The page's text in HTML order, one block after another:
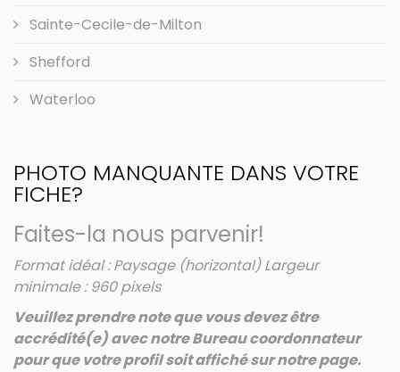
Sainte-Cecile-de-Milton
Shefford
Waterloo
PHOTO MANQUANTE DANS VOTRE
FICHE?
Faites-la nous parvenir!
Format idéal : Paysage (horizontal)Largeur
minimale : 960 pixels
Veuillez prendre note que vous devez être
accrédité(e) avec notre Bureau coordonnateur
pour que votre profil soit affiché sur notre page.